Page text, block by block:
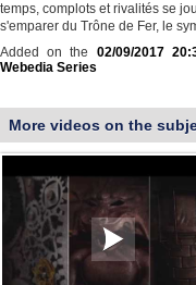
temps, complots et rivalités se
s'emparer du Trône de Fer, le
Added on the 02/09/2017
Webedia Series
More videos on the